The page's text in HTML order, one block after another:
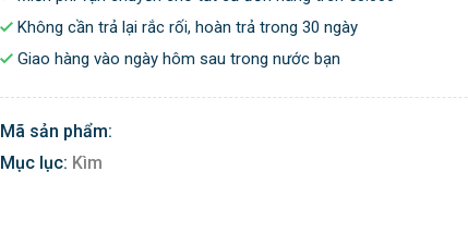
Không cần trả lại rắc rối, hoàn trả trong 30 ngày
Giao hàng vào ngày hôm sau trong nước bạn
Mã sản phẩm:
Mục lục: Kìm